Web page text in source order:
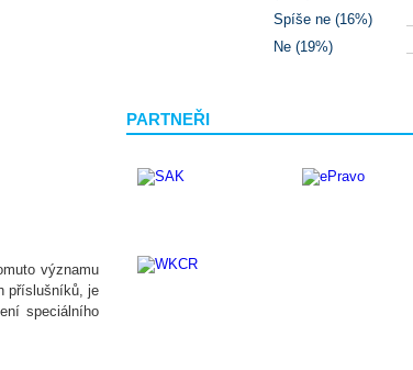
Spíše ne (16%)
Ne (19%)
PARTNEŘI
významu
příslušníků, je
speciálního